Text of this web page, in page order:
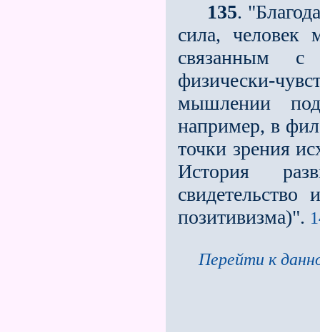
135.
сила, человек
связанным с
физически-
мышлении
например, в
точки зрения
История
позитивизма)".
Перейти к